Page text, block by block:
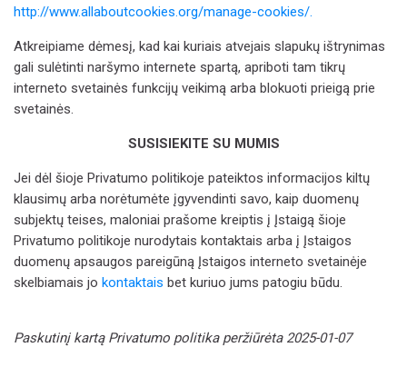
http://www.allaboutcookies.org/manage-cookies/.
Atkreipiame dėmesį, kad kai kuriais atvejais slapukų ištrynimas
gali sulėtinti naršymo internete spartą, apriboti tam tikrų
interneto svetainės funkcijų veikimą arba blokuoti prieigą prie
svetainės.
SUSISIEKITE SU MUMIS
Jei dėl šioje Privatumo politikoje pateiktos informacijos kiltų
klausimų arba norėtumėte įgyvendinti savo, kaip duomenų
subjektų teises, maloniai prašome kreiptis į Įstaigą šioje
Privatumo politikoje nurodytais kontaktais arba į Įstaigos
duomenų apsaugos pareigūną Įstaigos interneto svetainėje
skelbiamais jo kontaktais bet kuriuo jums patogiu būdu.
Paskutinį kartą Privatumo politika peržiūrėta 2025-01-07